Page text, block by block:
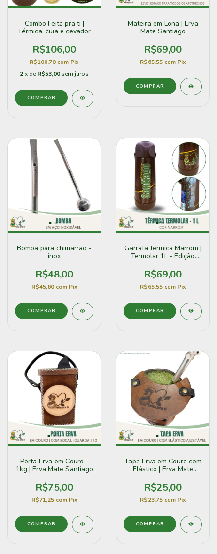
Combo Feita pra ti |
Térmica, cuia e cevador
R$106,00
R$100,70 com Pix
2x de R$53,00 sem juros
Mateira em Lona | Erva
Mate Santiago
R$69,00
R$65,55 com Pix
Bomba para chimarrão -
inox
R$48,00
R$45,60 com Pix
Garrafa térmica Marrom |
Termolar 1L - Edição
Santiago
R$69,00
R$65,55 com Pix
Porta Erva em Couro -
1kg | Erva Mate Santiago
R$75,00
R$71,25 com Pix
Tapa Erva em Couro com
Elástico | Erva Mate
R$25,00
R$23,75 com Pix